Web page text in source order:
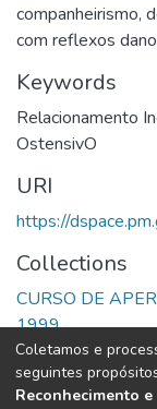
companheirismo,
com reflexos
Keywords
Relacionamento
OstensivO
URI
https://
Collections
CURSO DE
1999
Full item
Coletamos e
seguintes
Reconhecimento